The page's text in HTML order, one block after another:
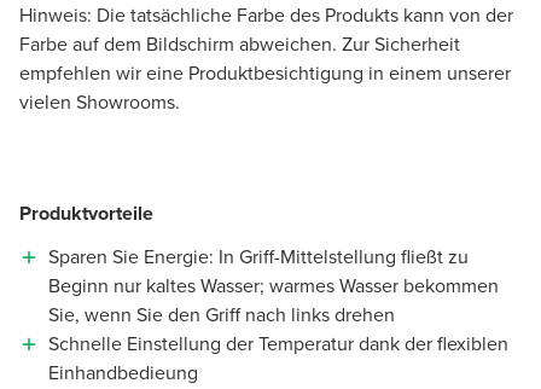
Hinweis: Die tatsächliche Farbe des Produkts kann von der
Farbe auf dem Bildschirm abweichen. Zur Sicherheit
empfehlen wir eine Produktbesichtigung in einem unserer
vielen Showrooms.
Produktvorteile
Sparen Sie Energie: In Griff-Mittelstellung fließt zu
Beginn nur kaltes Wasser; warmes Wasser bekommen
Sie, wenn Sie den Griff nach links drehen
Schnelle Einstellung der Temperatur dank der flexiblen
Einhandbedieung